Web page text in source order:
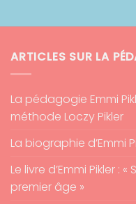
ARTICLES SUR LA
La pédagogie Emmi
méthode Loczy Pikler
La biographie d’Emmi
Le livre d’Emmi Pikler :
premier âge »